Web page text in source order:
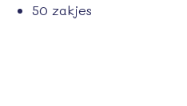
50 zakjes